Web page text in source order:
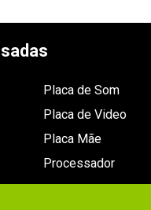
Placa de Som
Placa de Video
Placa Mãe
Processador